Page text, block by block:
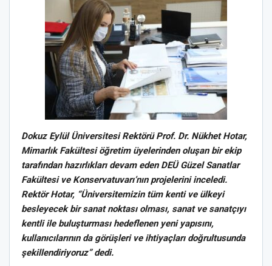
Dokuz Eylül Üniversitesi Rektörü Prof. Dr. Nükhet Hotar,
Mimarlık Fakültesi öğretim üyelerinden oluşan bir ekip
tarafından hazırlıkları devam eden DEÜ Güzel Sanatlar
Fakültesi ve Konservatuvarı’nın projelerini inceledi.
Rektör Hotar, “Üniversitemizin tüm kenti ve ülkeyi
besleyecek bir sanat noktası olması, sanat ve sanatçıyı
kentli ile buluşturması hedeflenen yeni yapısını,
kullanıcılarının da görüşleri ve ihtiyaçları doğrultusunda
şekillendiriyoruz” dedi.